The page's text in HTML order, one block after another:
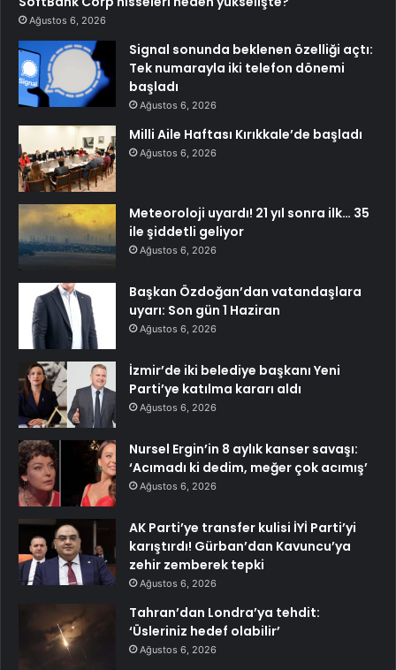
Ağustos 6, 2026
Signal sonunda beklenen özelliği açtı:
Tek numarayla iki telefon dönemi
başladı
Ağustos 6, 2026
Milli Aile Haftası Kırıkkale’de başladı
Ağustos 6, 2026
Meteoroloji uyardı! 21 yıl sonra ilk… 35
ile şiddetli geliyor
Ağustos 6, 2026
Başkan Özdoğan’dan vatandaşlara
uyarı: Son gün 1 Haziran
Ağustos 6, 2026
İzmir’de iki belediye başkanı Yeni
Parti’ye katılma kararı aldı
Ağustos 6, 2026
Nursel Ergin’in 8 aylık kanser savaşı:
‘Acımadı ki dedim, meğer çok acımış’
Ağustos 6, 2026
AK Parti’ye transfer kulisi İYİ Parti’yi
karıştırdı! Gürban’dan Kavuncu’ya
zehir zemberek tepki
Ağustos 6, 2026
Tahran’dan Londra’ya tehdit:
‘Üsleriniz hedef olabilir’
Ağustos 6, 2026